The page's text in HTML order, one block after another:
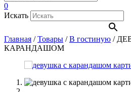
0
Искать
Главная /Товары /В гостиную /
КАРАНДАШОМ